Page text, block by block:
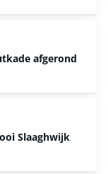
afgerond
Slaaghwijk